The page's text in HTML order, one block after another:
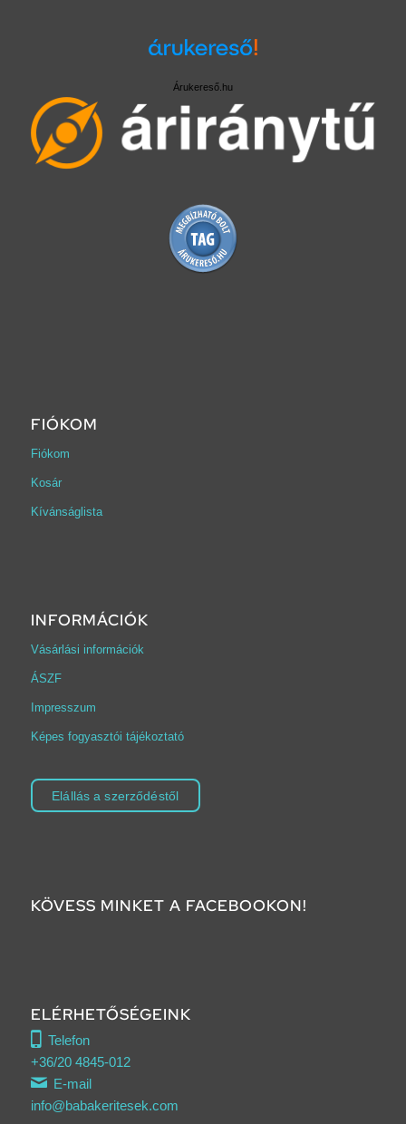
Árukereső.hu
FIÓKOM
Fiókom
Kosár
Kívánságlista
INFORMÁCIÓK
Vásárlási információk
ÁSZF
Impresszum
Képes fogyasztói tájékoztató
Elállás a szerződéstől
KÖVESS MINKET A FACEBOOKON!
ELÉRHETŐSÉGEINK
Telefon
+36/20 4845-012
E-mail
info@babakeritesek.com